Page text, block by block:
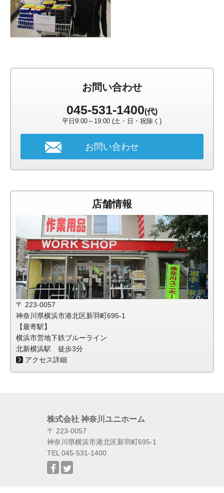
お問い合わせ
045-531-1400(代)
平日9:00～19:00 (土・日・祝除く)
お問い合わせ
店舗情報
〒 223-0057
神奈川県横浜市港北区新羽町695-1
【最寄駅】
横浜市営地下鉄ブルーライン
北新横浜駅 徒歩3分
アクセス詳細
株式会社 神奈川ユニホーム
〒 223-0057
神奈川県横浜市港北区新羽町695-1
TEL 045-531-1400